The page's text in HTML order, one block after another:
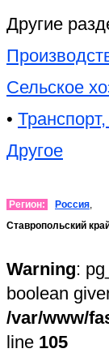
Другие
Сельское
•
Другое
Регион: Россия,
Ставропольский
Warning:
boolean
/var/www/
line 105